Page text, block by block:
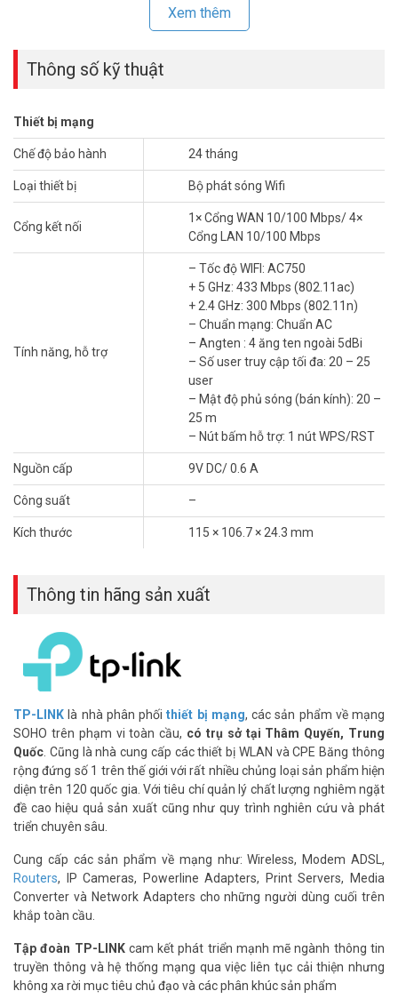
Tại sao TP-Link Archer C24 AC750 phù
hợp với bạn?
Wi-Fi tốc độ cao, phủ sóng rộng
Router TP-Link AC750 cung cấp tốc độ lên đến 433 Mbps (5GHz)
và 300 Mbps (2.4GHz). Bốn ăng-ten mở rộng vùng phủ sóng, đảm
bảo kết nối ổn định trong căn hộ nhỏ. Lý tưởng để xem video HD,
chơi game nhẹ hay lướt web. Công nghệ băng tần kép giảm nhiễu,
mang đến trải nghiệm mượt mà.
Đa chế độ, linh hoạt sử dụng
phòng ngủ. Chuyển đổi chế độ dễ dàng qua ứng dụng Tether.
Bảo mật cao, kiểm soát thông minh
Bảo mật WPA3 tiên tiến bảo vệ mạng khỏi các cuộc tấn công. Tính
năng kiểm soát phụ huynh giúp quản lý thời gian truy cập của trẻ.
cấu hình mọi thứ qua ứng dụng Tether trên điện thoại.
Hướng dẫn cài đặt TP-Link Archer C24
AC750
Cài đặt router chưa bao giờ dễ đến thế! Chỉ cần 3 bước đơn giản:
Cắm điện và kết nối dây LAN vào cổng WAN.
Tải app Tether, quét mã QR để cấu hình Wi-Fi.
Đặt mật khẩu và bật mạng khách nếu cần.
Hướng dẫn cấu hình Archer C24 bằng app Tether giúp bạn hoàn
tất trong 5 phút, không cần thợ kỹ thuật.
Xem thêm
Thông số kỹ thuật
Thiết bị mạng
Chế độ bảo hành 24 tháng
Loại thiết bị Bộ phát sóng Wifi
Cổng kết nối
1× Cổng WAN 10/100 Mbps/ 4×
Cổng LAN 10/100 Mbps
Tính năng, hỗ trợ
– Tốc độ WIFI: AC750
+ 5 GHz: 433 Mbps (802.11ac)
+ 2.4 GHz: 300 Mbps (802.11n)
– Chuẩn mạng: Chuẩn AC
– Angten : 4 ăng ten ngoài 5dBi
– Số user truy cập tối đa: 20 – 25
user
– Mật độ phủ sóng (bán kính): 20 –
25 m
– Nút bấm hỗ trợ: 1 nút WPS/RST
Nguồn cấp 9V DC/ 0.6 A
Công suất –
Kích thước 115 × 106.7 × 24.3 mm
Thông tin hãng sản xuất
TP-LINK là nhà phân phốithiết bị mạng, các sản phẩm về mạng
SOHO trên phạm vi toàn cầu, có trụ sở tại Thâm Quyến, Trung
Quốc . Cũng là nhà cung cấp các thiết bị WLAN và CPE Băng thông
rộng đứng số 1 trên thế giới với rất nhiều chủng loại sản phẩm hiện
diện trên 120 quốc gia. Với tiêu chí quản lý chất lượng nghiêm ngặt
đề cao hiệu quả sản xuất cũng như quy trình nghiên cứu và phát
triển chuyên sâu.
Cung cấp các sản phẩm về mạng như: Wireless, Modem ADSL,
Routers, IP Cameras, Powerline Adapters, Print Servers, Media
Converter và Network Adapters cho những người dùng cuối trên
khắp toàn cầu.
Tập đoàn TP-LINKcam kết phát triển mạnh mẽ ngành thông tin
truyền thông và hệ thống mạng qua việc liên tục cải thiện nhưng
không xa rời mục tiêu chủ đạo và các phân khúc sản phẩm